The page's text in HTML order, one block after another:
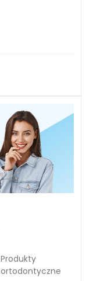
Produkty
ortodontyczne